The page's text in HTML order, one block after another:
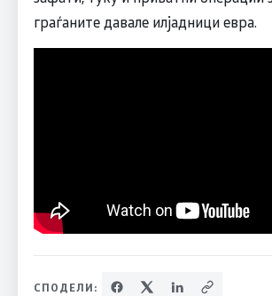
граѓаните давале илјадници евра.
СПОДЕЛИ: